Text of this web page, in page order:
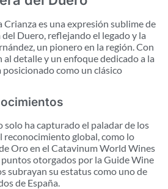
es una expresión sublime de
Duero, reflejando el legado y la
un pionero en la región. Con
detalle y un enfoque dedicado a la
posicionado como un clásico
solo ha capturado el paladar de los
reconocimiento global, como lo
Oro en el Catavinum World Wines
otorgados por la Guide Wine
subrayan su estatus como uno de
de España.